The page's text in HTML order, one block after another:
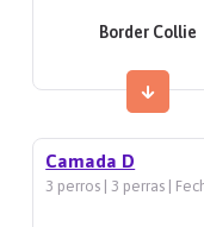
Border Collie
Camada D
3 perros | 3 perras |